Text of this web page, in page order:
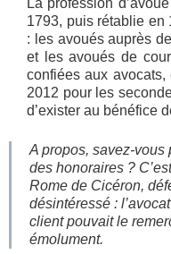
La profession
1793, puis rétablie en
: les avoués auprès
et les avoués de
confiées aux
2012 pour les
d’exister au bénéfice
A propos, savez-
des honoraires ?
Rome de Cicéron,
désintéressé :
client pouvait le
émolument.